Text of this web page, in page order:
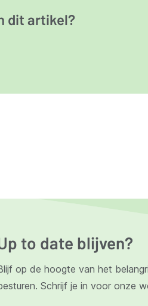
dit artikel?
to date blijven?
op de hoogte van het
Schrijf je in voor onze